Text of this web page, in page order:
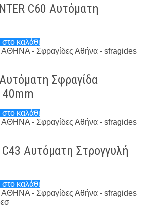
C60 Αυτόματη
καλάθι
Σφραγίδα
40mm
καλάθι
Αυτόματη Στρογγυλή
καλάθι